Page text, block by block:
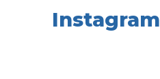
Instagram